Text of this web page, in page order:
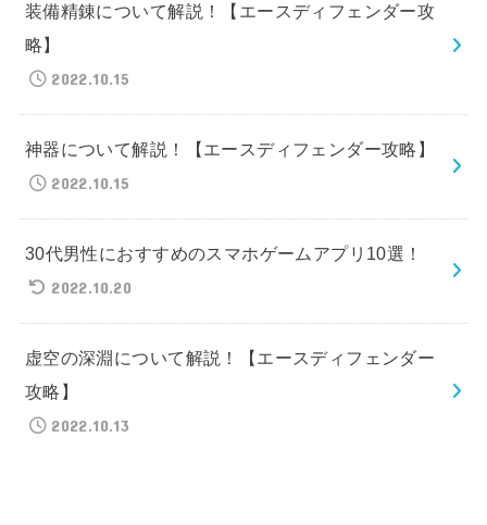
装備精錬について解説！【エースディフェンダー攻
略】
2022.10.15
神器について解説！【エースディフェンダー攻略】
2022.10.15
30代男性におすすめのスマホゲームアプリ10選！
2022.10.20
虚空の深淵について解説！【エースディフェンダー
攻略】
2022.10.13